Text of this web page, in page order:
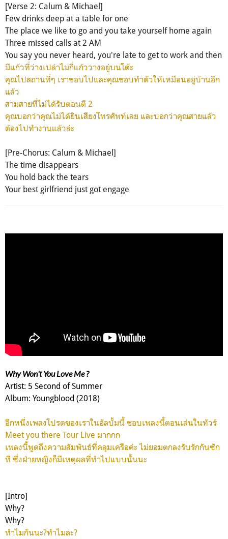
[Verse 2: Calum & Michael]
Few drinks deep at a table for one
The place we like to go and you take yourself home again
Three missed calls at 2 AM
You say you never heard, you're late to get to work and then
มีแก้วที่ว่างเปล่าไม่กี่แก้ววางอยู่บนโต๊ะ
คุณไปสถานที่ๆ เราชอบไปและคุณชอบทำตัวให้เหมือนอยู่บ้านอีก
แล้ว
สามสายที่ไม่ได้รับตอนตี 2
คุณบอกว่าคุณไม่ได้ยินเสียงโทรศัพท์เลย และบอกว่าคุณสายแล้ว
ต้องไปทำงานแล้วล่ะ
[Pre-Chorus: Calum & Michael]
The time disappears
You hold back the tears
Your best girlfriend just got engage
Why Won't You Love Me ?
Artist: 5 Second of Summer
Album: Youngblood (2018)
อีกหนึ่งเพลงโปรดของเราในอัลบั้มนี้ ชอบเพลงนี้ตอนเล่นในทัวร์
Meet you there Tour Live มากกก
เพลงนี้พูดถึงความสัมพันธ์ที่คลุมเครือค่ะ ไม่ยอมตกลงรับรักกันซัก
ที ซึ่งฝ่ายหญิงก็มีเหตุผลที่ทำไปแบบนั้นนะ
[Intro]
Why?
Why?
ทำไมกันนะ?ทำไมล่ะ?